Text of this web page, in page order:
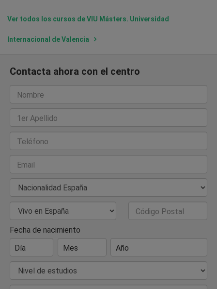
Ver todos los cursos de VIU Másters. Universidad
Internacional de Valencia
Contacta ahora con el centro
Nombre
1er Apellido
Teléfono
Email
Nacionalidad
País de Residencia
Código Postal
Fecha de nacimiento
Día
Mes Año
Nivel de estudios